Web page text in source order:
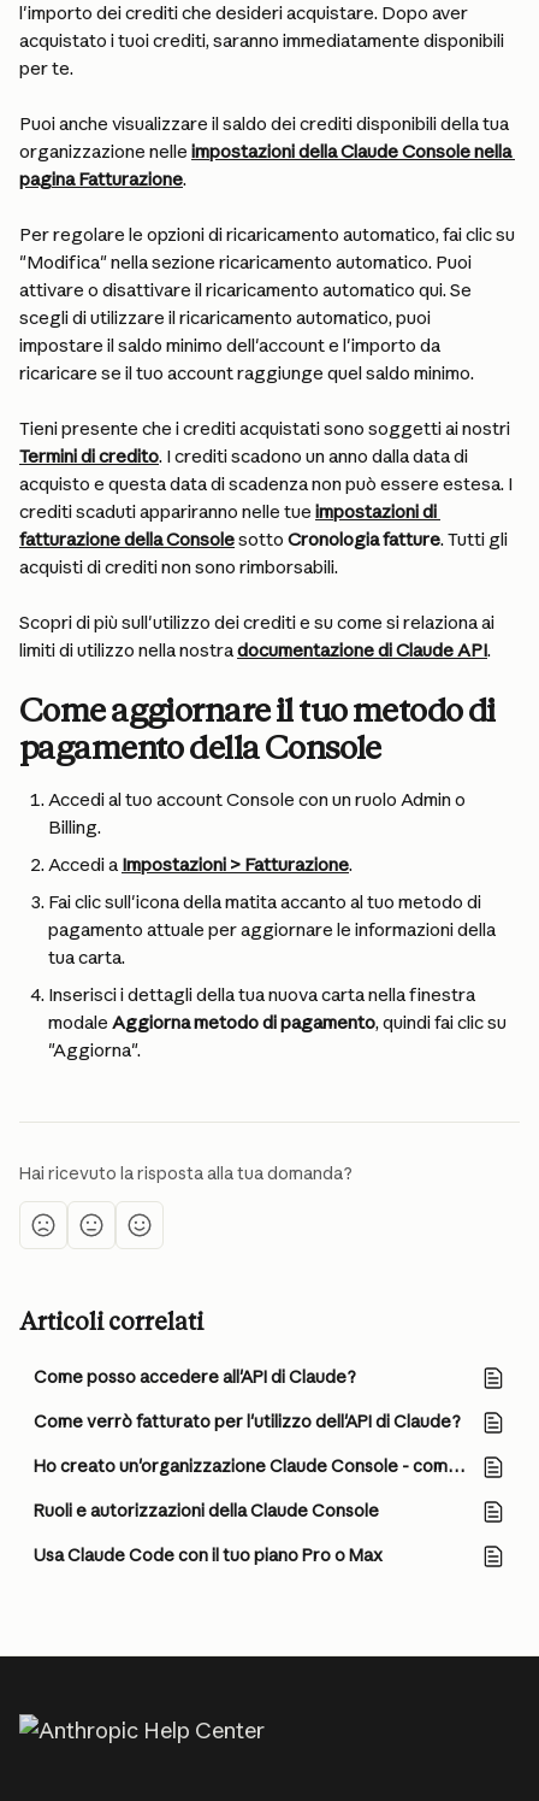
l'importo dei crediti che desideri acquistare. Dopo aver
acquistato i tuoi crediti, saranno immediatamente disponibili
per te.
Puoi anche visualizzare il saldo dei crediti disponibili della tua
organizzazione nelle impostazioni della Claude Console nella
pagina Fatturazione.
Per regolare le opzioni di ricaricamento automatico, fai clic su
"Modifica" nella sezione ricaricamento automatico. Puoi
attivare o disattivare il ricaricamento automatico qui. Se
scegli di utilizzare il ricaricamento automatico, puoi
impostare il saldo minimo dell'account e l'importo da
ricaricare se il tuo account raggiunge quel saldo minimo.
Tieni presente che i crediti acquistati sono soggetti ai nostri
Termini di credito. I crediti scadono un anno dalla data di
acquisto e questa data di scadenza non può essere estesa. I
crediti scaduti appariranno nelle tue impostazioni di
fatturazione della Console sotto Cronologia fatture. Tutti gli
acquisti di crediti non sono rimborsabili.
Scopri di più sull'utilizzo dei crediti e su come si relaziona ai
limiti di utilizzo nella nostra documentazione di Claude API.
Come aggiornare il tuo metodo di
pagamento della Console
Accedi al tuo account Console con un ruolo Admin o
Billing.
Accedi a Impostazioni > Fatturazione.
Fai clic sull'icona della matita accanto al tuo metodo di
pagamento attuale per aggiornare le informazioni della
tua carta.
Inserisci i dettagli della tua nuova carta nella finestra
modale Aggiorna metodo di pagamento, quindi fai clic su
"Aggiorna".
Hai ricevuto la risposta alla tua domanda?
Articoli correlati
Come posso accedere all'API di Claude?
Come verrò fatturato per l'utilizzo dell'API di Claude?
Ho creato un'organizzazione Claude Console - come inizio a utilizzare l'API Claude?
Ruoli e autorizzazioni della Claude Console
Usa Claude Code con il tuo piano Pro o Max